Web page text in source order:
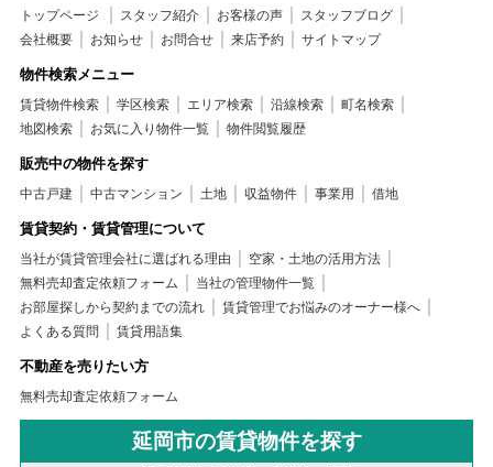
トップページ スタッフ紹介 お客様の声
スタッフブログ
会社概要
お知らせ お問合せ 来店予約 サイトマップ
物件検索メニュー
賃貸物件検索 学区検索 エリア検索 沿線検索
町名検索
地図検索
お気に入り物件一覧 物件閲覧履歴
販売中の物件を探す
中古戸建 中古マンション 土地 収益物件 事業用 借地
賃貸契約・賃貸管理について
当社が賃貸管理会社に選ばれる理由
空家・土地の活用方法
無料売却査定依頼フォーム
当社の管理物件一覧
お部屋探しから契約までの流れ
賃貸管理でお悩みのオーナー様へ
よくある質問
賃貸用語集
不動産を売りたい方
無料売却査定依頼フォーム
延岡市の賃貸物件を探す